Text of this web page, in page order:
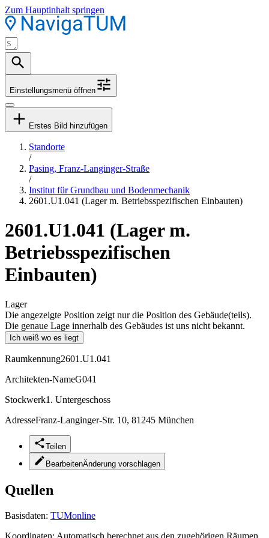
Zum Hauptinhalt springen
Einstellungsmenü öffnen
Erstes Bild hinzufügen
Standorte
/
Pasing, Franz-Langinger-Straße
/
Institut für Grundbau und Bodenmechanik
2601.U1.041 (Lager m. Betriebsspezifischen Einbauten)
2601.U1.041 (Lager m.
Betriebsspezifischen
Einbauten)
Lager
Die angezeigte Position zeigt nur die Position des Gebäude(teils).
Die genaue Lage innerhalb des Gebäudes ist uns nicht bekannt.
Ich weiß wo es liegt
Raumkennung2601.U1.041
Architekten-NameG041
Stockwerk1. Untergeschoss
AdresseFranz-Langinger-Str. 10, 81245 München
Teilen
BearbeitenÄnderung vorschlagen
Quellen
Basisdaten: TUMonline
Koordinaten: Automatisch berechnet aus den zugehörigen Räumen